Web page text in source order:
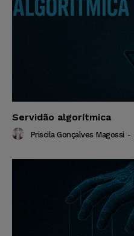
Servidão algorítmica
Priscila Gonçalves Magossi -